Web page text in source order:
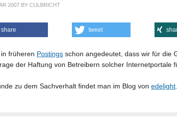
2007 BY CULBRICHT
share tweet
früheren Postings schon angedeutet, dass wir für die
der Haftung von Betreibern solcher Internetportale
zu dem Sachverhalt findet man im Blog von edelight.